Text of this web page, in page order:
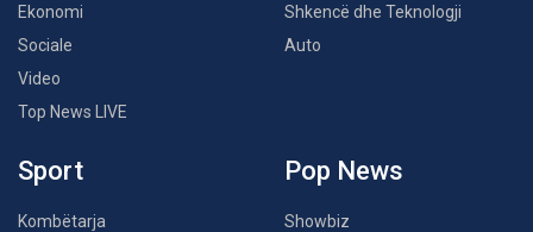
Ekonomi
Sociale
Video
Top News LIVE
Shkencë dhe Teknologji
Auto
Sport
Kombëtarja
Pop News
Showbiz